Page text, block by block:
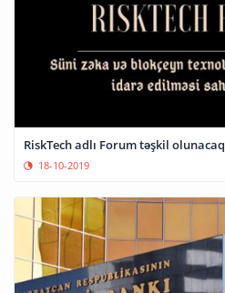
RiskTech adlı Forum təşkil olunacaq
18-10-2019